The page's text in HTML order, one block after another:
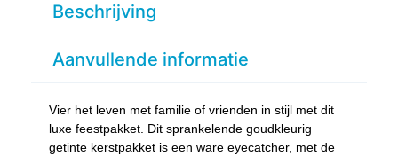
Beschrijving
Aanvullende informatie
Vier het leven met familie of vrienden in stijl met dit
luxe feestpakket. Dit sprankelende goudkleurig
getinte kerstpakket is een ware eyecatcher, met de